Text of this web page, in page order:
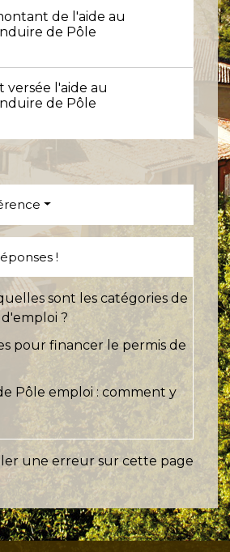
de l'aide au
de Pôle
versée l'aide au
de Pôle
!
sont les catégories de
?
pour financer le permis de
Pôle emploi : comment y
une erreur sur cette page